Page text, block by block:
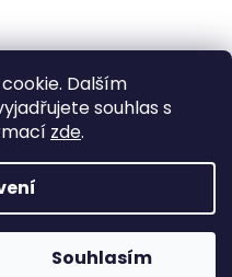
Dalším
souhlas s
zde.
Souhlasím
. Všechna práva
cookies